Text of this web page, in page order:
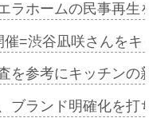
ラホームの民事再
催=渋谷凪咲さんを
を参考にキッチン
ブランド明確化を